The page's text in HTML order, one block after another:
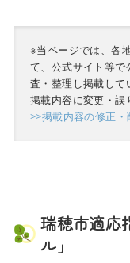
※当ページでは、各
て、公式サイト等で
査・整理し掲載して
掲載内容に変更・誤
>>掲載内容の修正
瑞穂市適応
ル」